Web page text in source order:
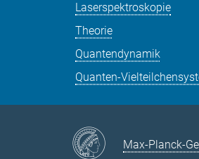
Laserspektroskopie
Theorie
Quantendynamik
Quanten-
Max-Planck-